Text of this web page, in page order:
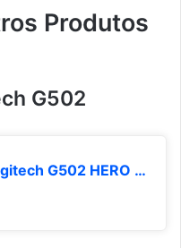
Produtos
G502
Mouse Gamer Logitech G502 HERO com RGB LIGHTSYNC, Ajustes de Peso, 11 Botões Programáveis e Sensor HERO 25K